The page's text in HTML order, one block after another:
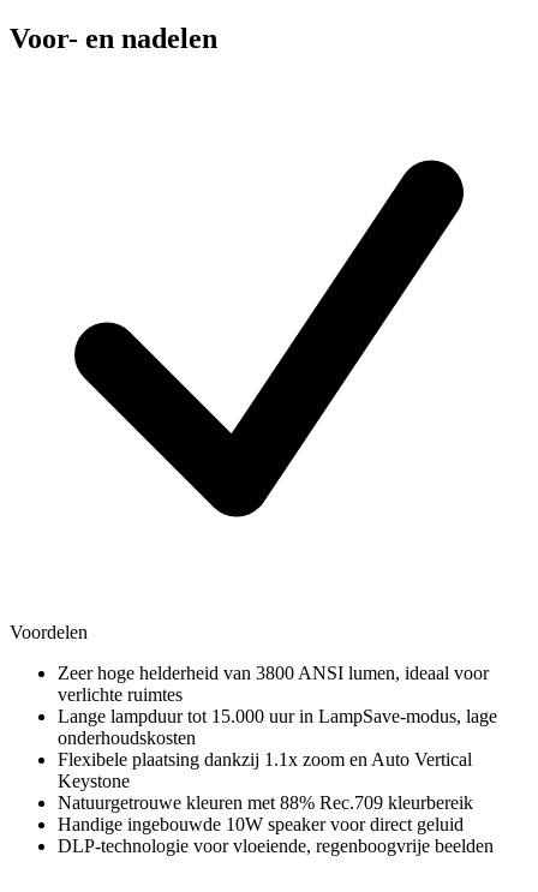
Voor- en nadelen
Voordelen
Zeer hoge helderheid van 3800 ANSI lumen, ideaal voor
verlichte ruimtes
Lange lampduur tot 15.000 uur in LampSave-modus, lage
onderhoudskosten
Flexibele plaatsing dankzij 1.1x zoom en Auto Vertical
Keystone
Natuurgetrouwe kleuren met 88% Rec.709 kleurbereik
Handige ingebouwde 10W speaker voor direct geluid
DLP-technologie voor vloeiende, regenboogvrije beelden